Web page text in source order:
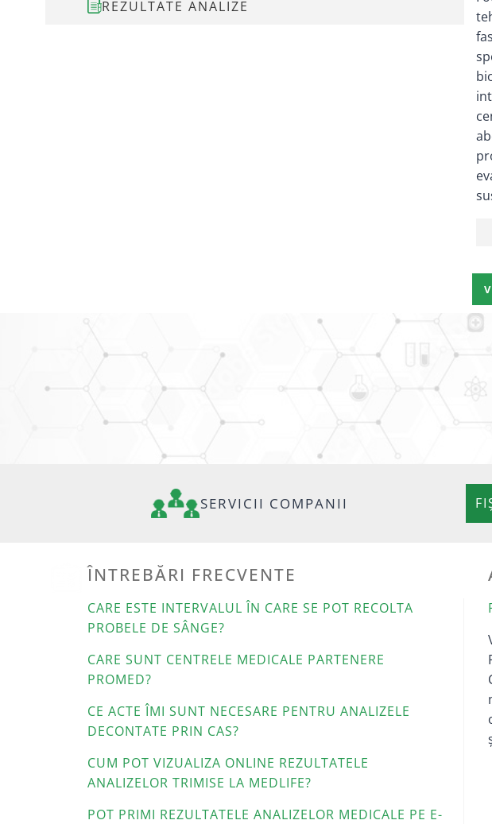
REZULTATE ANALIZE
SERVICII COMPANII
ÎNTREBĂRI FRECVENTE
CARE ESTE INTERVALUL ÎN CARE SE POT RECOLTA
PROBELE DE SÂNGE?
CARE SUNT CENTRELE MEDICALE PARTENERE
PROMED?
CE ACTE ÎMI SUNT NECESARE PENTRU ANALIZELE
DECONTATE PRIN CAS?
CUM POT VIZUALIZA ONLINE REZULTATELE
ANALIZELOR TRIMISE LA MEDLIFE?
POT PRIMI REZULTATELE ANALIZELOR MEDICALE PE E-